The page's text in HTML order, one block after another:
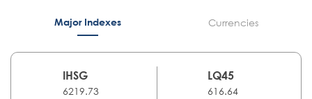
Major Indexes Currencies
IHSG
6219.73
LQ45
616.64